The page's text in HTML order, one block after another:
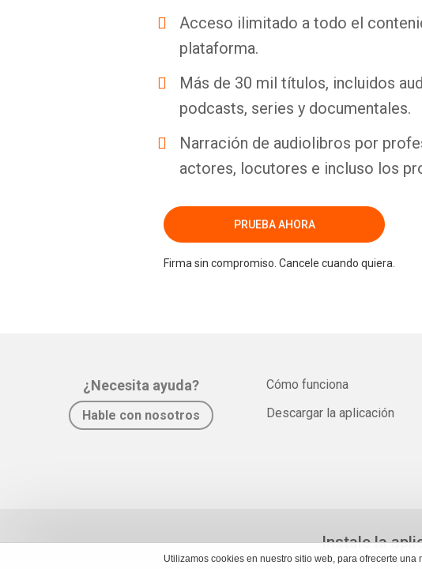
Utilizamos cookies en nuestro sitio web, para ofrecerte
Acceso ilimitado a todo el
plataforma.
Más de 30 mil títulos, incluidos
podcasts, series y documentales.
Narración de audiolibros por
actores, locutores e incluso los
PRUEBA AHORA
Firma sin compromiso. Cancele cuando quiera.
¿Necesita ayuda?
Hable con nosotros
Cómo funciona
Descargar la aplicación
Instale la